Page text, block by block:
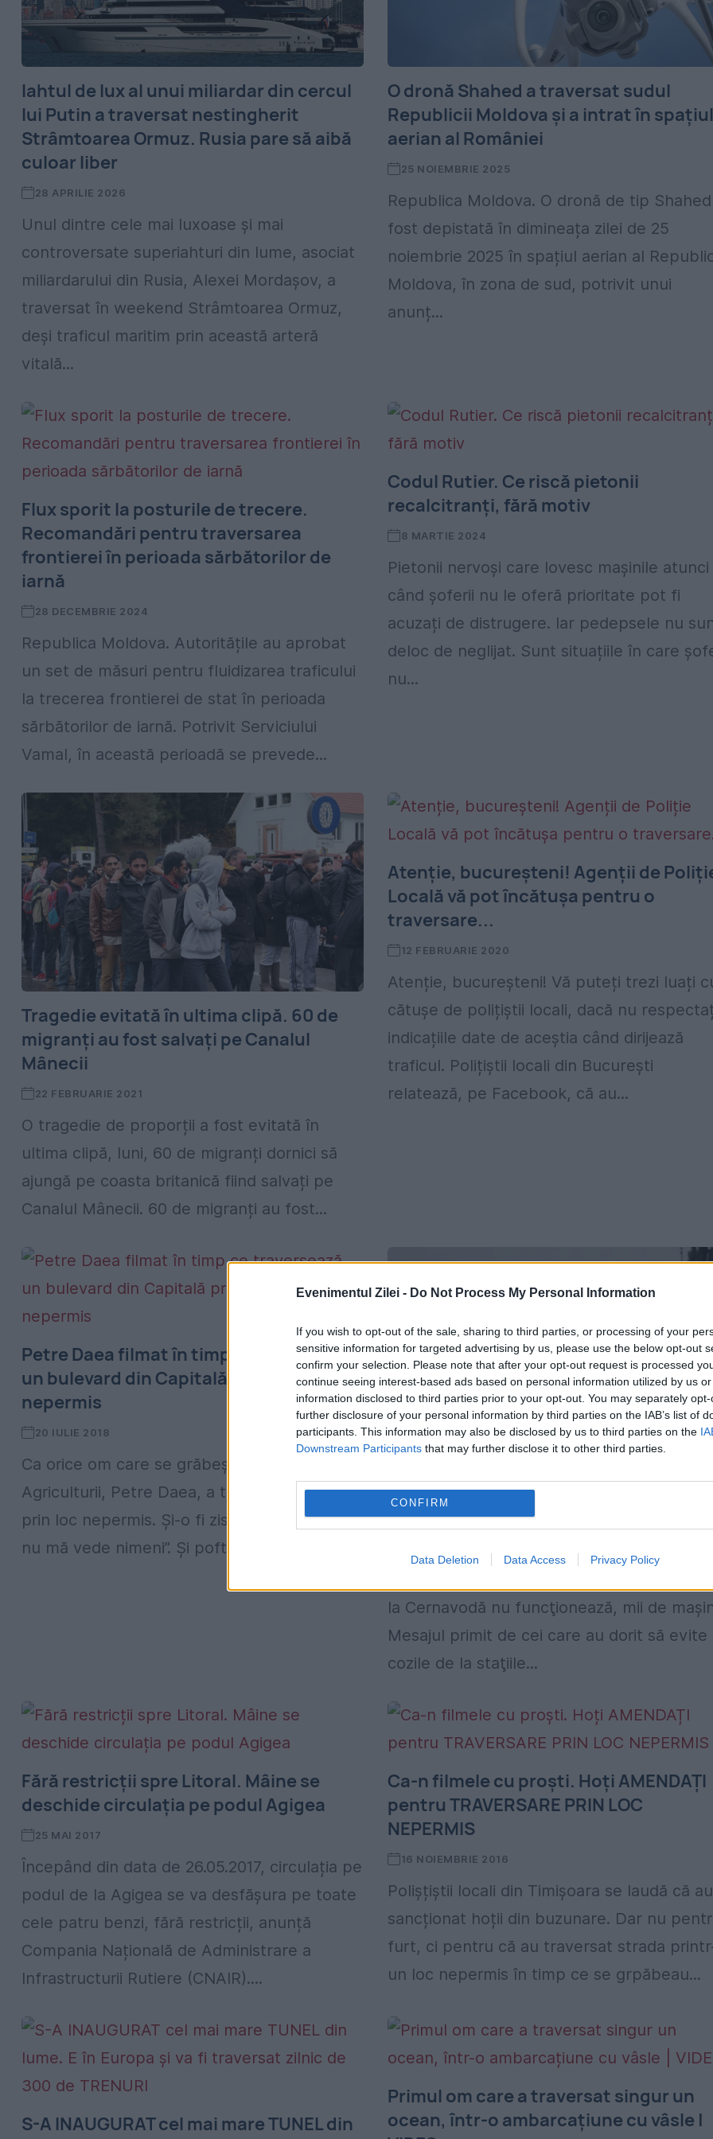
Evenimentul Zilei - Do Not Process My Personal Information
If you wish to opt-out of the sale, sharing to third parties, or processing of your
sensitive information for targeted advertising by us, please use the below opt-out
confirm your selection. Please note that after your opt-out request is processed
continue seeing interest-based ads based on personal information utilized by us
information disclosed to third parties prior to your opt-out. You may separately
further disclosure of your personal information by third parties on the IAB’s list of
participants. This information may also be disclosed by us to third parties on the
Downstream Participants that may further disclose it to other third parties.
CONFIRM
Data Deletion Data Access Privacy Policy
Iahtul de lux al unui miliardar din cercul
lui Putin a traversat nestingherit
Strâmtoarea Ormuz. Rusia pare să aibă
culoar liber
28 APRILIE 2026
Unul dintre cele mai luxoase și mai
controversate superiahturi din lume, asociat
miliardarului din Rusia, Alexei Mordașov, a
traversat în weekend Strâmtoarea Ormuz,
deși traficul maritim prin această arteră
vitală...
O dronă Shahed a traversat sudul
Republicii Moldova și a intrat în spațiul
aerian al României
25 NOIEMBRIE 2025
Republica Moldova. O dronă de tip
fost depistată în dimineața zilei de 25
noiembrie 2025 în spațiul aerian al
Moldova, în zona de sud, potrivit unui
anunț...
Flux sporit la posturile de trecere.
Recomandări pentru traversarea
frontierei în perioada sărbătorilor de
iarnă
28 DECEMBRIE 2024
Republica Moldova. Autoritățile au aprobat
un set de măsuri pentru fluidizarea traficului
la trecerea frontierei de stat în perioada
sărbătorilor de iarnă. Potrivit Serviciului
Vamal, în această perioadă se prevede...
Codul Rutier. Ce riscă pietonii
recalcitranți, fără motiv
8 MARTIE 2024
Pietonii nervoși care lovesc mașinile atunci
când șoferii nu le oferă prioritate pot fi
acuzați de distrugere. Iar pedepsele nu
deloc de neglijat. Sunt situațiile în care
nu...
Tragedie evitată în ultima clipă. 60 de
migranți au fost salvați pe Canalul
Mânecii
22 FEBRUARIE 2021
O tragedie de proporții a fost evitată în
ultima clipă, luni, 60 de migranți dornici să
ajungă pe coasta britanică fiind salvați pe
Canalul Mânecii. 60 de migranți au fost...
Atenție, bucureșteni! Agenții de
Locală vă pot încătușa pentru o
traversare...
12 FEBRUARIE 2020
Atenție, bucureșteni! Vă puteți trezi luați
cătușe de polițiștii locali, dacă nu
indicațiile date de aceștia când dirijează
traficul. Polițiștii locali din București
relatează, pe Facebook, că au...
Petre Daea filmat în timp ce traversează
un bulevard din Capitală printr-un loc
nepermis
20 IULIE 2018
Ca orice om care se grăbeşte, şi ministrul
Agriculturii, Petre Daea, a traversat strada
prin loc nepermis. Şi-o fi zis, probabil, „las’, că
nu mă vede nimeni”. Şi poftim ceasul...
de la Feteşti NU MAI poate fi plătită prin
SMS
la Cernavodă nu funcţionează, mii de
Mesajul primit de cei care au dorit să evite
cozile de la staţiile...
Fără restricții spre Litoral. Mâine se
deschide circulația pe podul Agigea
25 MAI 2017
Începând din data de 26.05.2017, circulația pe
podul de la Agigea se va desfășura pe toate
cele patru benzi, fără restricții, anunță
Compania Națională de Administrare a
Infrastructurii Rutiere (CNAIR)....
Ca-n filmele cu proști. Hoți AMENDAȚI
pentru TRAVERSARE PRIN LOC
NEPERMIS
16 NOIEMBRIE 2016
Polișțiștii locali din Timișoara se laudă că au
sancționat hoții din buzunare. Dar nu
furt, ci pentru că au traversat strada
un loc nepermis în timp ce se grpăbeau...
S-A INAUGURAT cel mai mare TUNEL din
Primul om care a traversat singur un
ocean, într-o ambarcațiune cu vâsle |